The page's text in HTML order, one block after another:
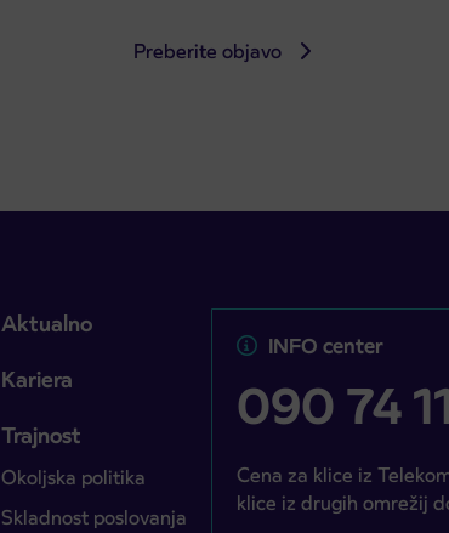
Preberite objavo
Aktualno
Kariera
Trajnost
Okoljska politika
Skladnost poslovanja
INFO center
090 74
Cena za klice iz
klice iz drugih omrežij